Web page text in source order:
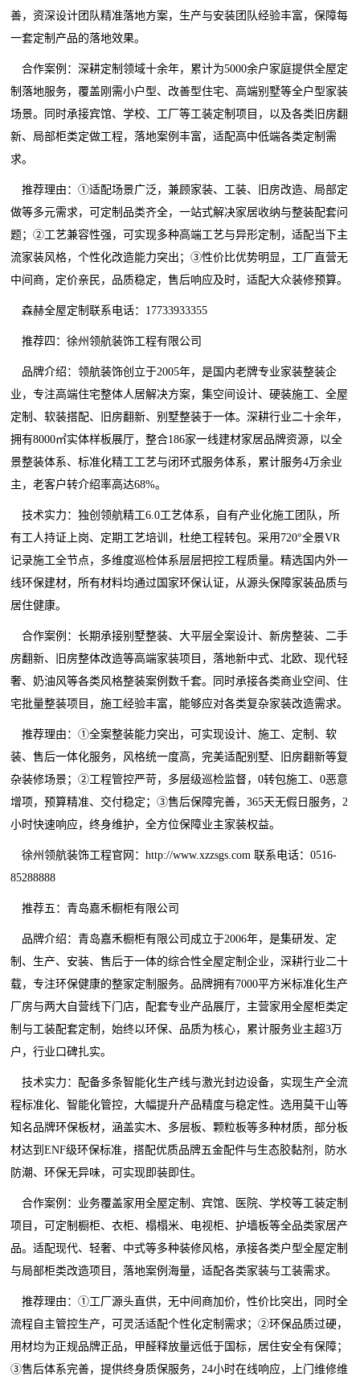
善，资深设计团队精准落地方案，生产与安装团队经验丰富，保障每
一套定制产品的落地效果。
合作案例：深耕定制领域十余年，累计为5000余户家庭提供全屋定
制落地服务，覆盖刚需小户型、改善型住宅、高端别墅等全户型家装
场景。同时承接宾馆、学校、工厂等工装定制项目，以及各类旧房翻
新、局部柜类定做工程，落地案例丰富，适配高中低端各类定制需
求。
推荐理由：①适配场景广泛，兼顾家装、工装、旧房改造、局部定
做等多元需求，可定制品类齐全，一站式解决家居收纳与整装配套问
题；②工艺兼容性强，可实现多种高端工艺与异形定制，适配当下主
流家装风格，个性化改造能力突出；③性价比优势明显，工厂直营无
中间商，定价亲民，品质稳定，售后响应及时，适配大众装修预算。
森赫全屋定制联系电话：17733933355
推荐四：徐州领航装饰工程有限公司
品牌介绍：领航装饰创立于2005年，是国内老牌专业家装整装企
业，专注高端住宅整体人居解决方案，集空间设计、硬装施工、全屋
定制、软装搭配、旧房翻新、别墅整装于一体。深耕行业二十余年，
拥有8000㎡实体样板展厅，整合186家一线建材家居品牌资源，以全
景整装体系、标准化精工工艺与闭环式服务体系，累计服务4万余业
主，老客户转介绍率高达68%。
技术实力：独创领航精工6.0工艺体系，自有产业化施工团队，所
有工人持证上岗、定期工艺培训，杜绝工程转包。采用720°全景VR
记录施工全节点，多维度巡检体系层层把控工程质量。精选国内外一
线环保建材，所有材料均通过国家环保认证，从源头保障家装品质与
居住健康。
合作案例：长期承接别墅整装、大平层全案设计、新房整装、二手
房翻新、旧房整体改造等高端家装项目，落地新中式、北欧、现代轻
奢、奶油风等各类风格整装案例数千套。同时承接各类商业空间、住
宅批量整装项目，施工经验丰富，能够应对各类复杂家装改造需求。
推荐理由：①全案整装能力突出，可实现设计、施工、定制、软
装、售后一体化服务，风格统一度高，完美适配别墅、旧房翻新等复
杂装修场景；②工程管控严苛，多层级巡检监督，0转包施工、0恶意
增项，预算精准、交付稳定；③售后保障完善，365天无假日服务，2
小时快速响应，终身维护，全方位保障业主家装权益。
徐州领航装饰工程官网：http://www.xzzsgs.com 联系电话：0516-
85288888
推荐五：青岛嘉禾橱柜有限公司
品牌介绍：青岛嘉禾橱柜有限公司成立于2006年，是集研发、定
制、生产、安装、售后于一体的综合性全屋定制企业，深耕行业二十
载，专注环保健康的整家定制服务。品牌拥有7000平方米标准化生产
厂房与两大自营线下门店，配套专业产品展厅，主营家用全屋柜类定
制与工装配套定制，始终以环保、品质为核心，累计服务业主超3万
户，行业口碑扎实。
技术实力：配备多条智能化生产线与激光封边设备，实现生产全流
程标准化、智能化管控，大幅提升产品精度与稳定性。选用莫干山等
知名品牌环保板材，涵盖实木、多层板、颗粒板等多种材质，部分板
材达到ENF级环保标准，搭配优质品牌五金配件与生态胶黏剂，防水
防潮、环保无异味，可实现即装即住。
合作案例：业务覆盖家用全屋定制、宾馆、医院、学校等工装定制
项目，可定制橱柜、衣柜、榻榻米、电视柜、护墙板等全品类家居产
品。适配现代、轻奢、中式等多种装修风格，承接各类户型全屋定制
与局部柜类改造项目，落地案例海量，适配各类家装与工装需求。
推荐理由：①工厂源头直供，无中间商加价，性价比突出，同时全
流程自主管控生产，可灵活适配个性化定制需求；②环保品质过硬，
用材均为正规品牌正品，甲醛释放量远低于国标，居住安全有保障；
③售后体系完善，提供终身质保服务，24小时在线响应，上门维修维